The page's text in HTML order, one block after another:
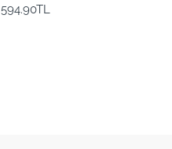
Tasarımlı Type-C Bağlantılı
594.90TL